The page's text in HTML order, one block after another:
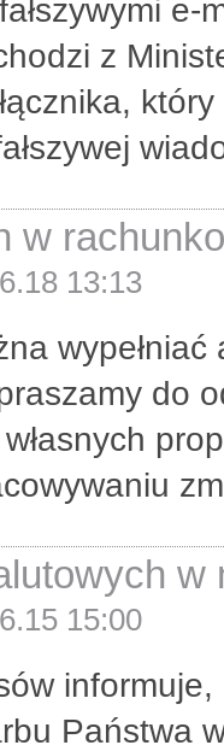
z
w
13:13
do
w
15:00
informuje,
Państwa